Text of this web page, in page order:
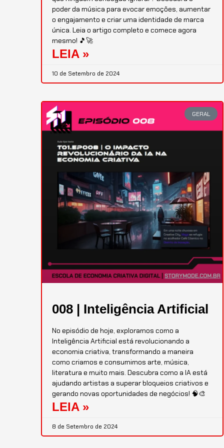
poder da música para evocar emoções, aumentar
o engajamento e criar uma identidade de marca
única. Leia o artigo completo e comece agora
mesmo! 🎵🚀
LEIA »
10 de Setembro de 2024
GERAL
008 | Inteligência Artificial
No episódio de hoje, exploramos como a
Inteligência Artificial está revolucionando a
economia criativa, transformando a maneira
como criamos e consumimos arte, música,
literatura e muito mais. Descubra como a IA está
ajudando artistas a superar bloqueios criativos e
gerando novas oportunidades de negócios! 🧠🎨
LEIA »
8 de Setembro de 2024